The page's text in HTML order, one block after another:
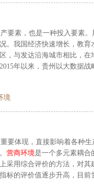
要素，也是一种投入要素。
。我国经济快速增长，教
，与发达沿海城市相比，
年以来，贵州以大数据
境
要体现，直接影响着各种
营商环境是一个多元素耦合
采用综合评价的方法，对
标的评价值逐步升高，目前